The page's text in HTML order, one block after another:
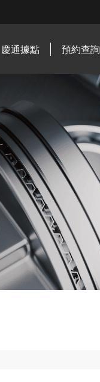
慶通據點 預約查詢